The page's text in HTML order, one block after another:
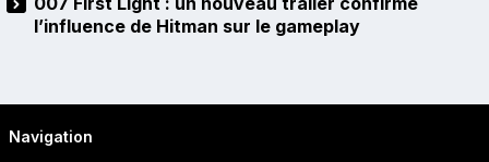
l’influence de Hitman sur le gameplay
Navigation